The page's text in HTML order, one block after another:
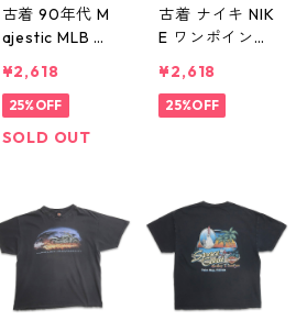
古着 90年代 M
ajestic MLB ブ
ディアンス リ
ーグ優勝記念
プリントTシャ
ク 表記：L gd
410335n w607
¥2,618
25%OFF
SOLD OUT
古着 ナイキ NIK
E ワンポイント
ー 表記：L gd
410333n w607
¥2,618
25%OFF